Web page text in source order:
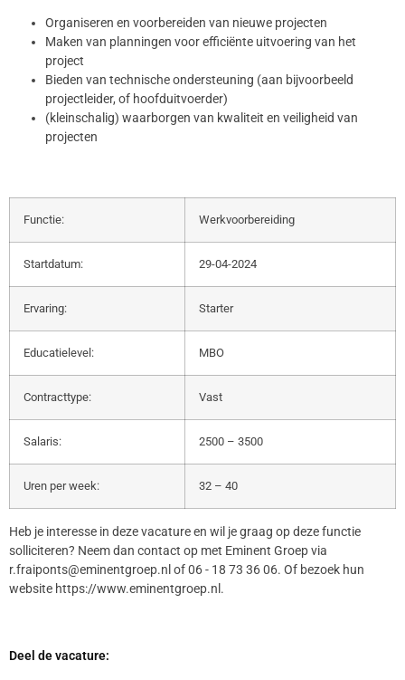
Organiseren en voorbereiden van nieuwe projecten
Maken van planningen voor efficiënte uitvoering van het
project
Bieden van technische ondersteuning (aan bijvoorbeeld
projectleider, of hoofduitvoerder)
(kleinschalig) waarborgen van kwaliteit en veiligheid van
projecten
Functie: Werkvoorbereiding
Startdatum: 29-04-2024
Ervaring: Starter
Educatielevel: MBO
Contracttype: Vast
Salaris: 2500 – 3500
Uren per week: 32 – 40
Heb je interesse in deze vacature en wil je graag op deze functie
solliciteren? Neem dan contact op met Eminent Groep via
r.fraiponts@eminentgroep.nl of 06 - 18 73 36 06. Of bezoek hun
website https://www.eminentgroep.nl.
Deel de vacature: